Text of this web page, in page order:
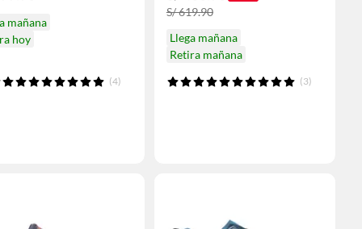
mañana
hoy
(4)
S/ 619.90
Llega mañana
Retira mañana
(3)